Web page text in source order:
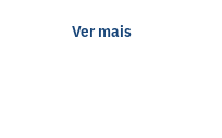
Ver mais